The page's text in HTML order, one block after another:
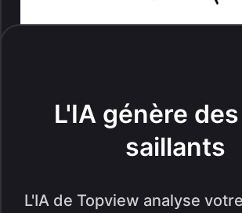
L'IA génère
saillants
L'IA de Topview analyse